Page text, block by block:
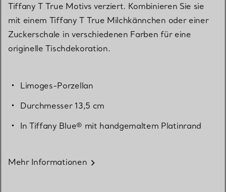
Tiffany T True Motivs verziert. Kombinieren Sie sie
mit einem Tiffany T True Milchkännchen oder einer
Zuckerschale in verschiedenen Farben für eine
originelle Tischdekoration.
Limoges-Porzellan
Durchmesser 13,5 cm
In Tiffany Blue® mit handgemaltem Platinrand
Mehr Informationen